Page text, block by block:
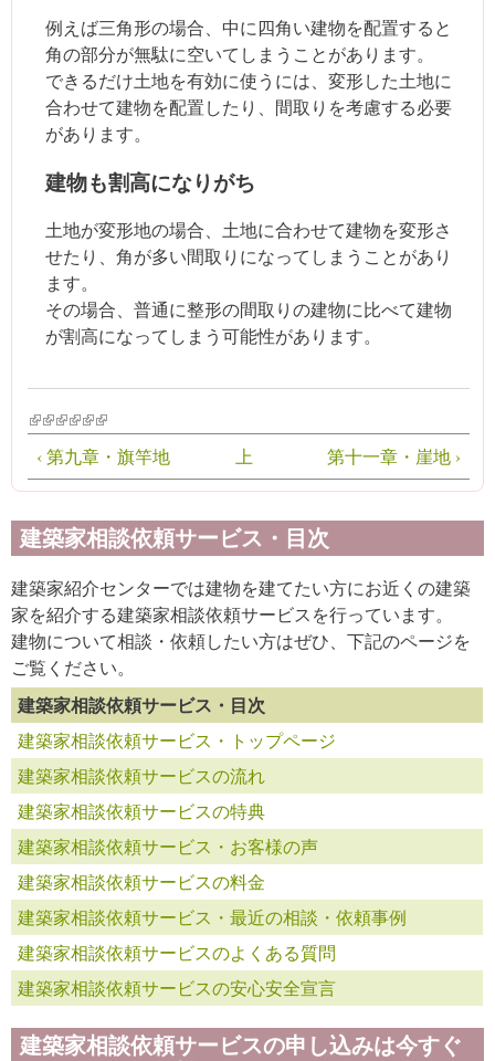
例えば三角形の場合、中に四角い建物を配置すると
角の部分が無駄に空いてしまうことがあります。
できるだけ土地を有効に使うには、変形した土地に
合わせて建物を配置したり、間取りを考慮する必要
があります。
建物も割高になりがち
土地が変形地の場合、土地に合わせて建物を変形さ
せたり、角が多い間取りになってしまうことがあり
ます。
その場合、普通に整形の間取りの建物に比べて建物
が割高になってしまう可能性があります。
(link is external)
(link is external)
(link is external)
(link is external)
(link is external)
(link is external)
‹ 第九章・旗竿地
上 第十一章・崖地 ›
建築家相談依頼サービス・目次
建築家紹介センターでは建物を建てたい方にお近くの建築
家を紹介する建築家相談依頼サービスを行っています。
建物について相談・依頼したい方はぜひ、下記のページを
ご覧ください。
建築家相談依頼サービス・目次
建築家相談依頼サービス・トップページ
建築家相談依頼サービスの流れ
建築家相談依頼サービスの特典
建築家相談依頼サービス・お客様の声
建築家相談依頼サービスの料金
建築家相談依頼サービス・最近の相談・依頼事例
建築家相談依頼サービスのよくある質問
建築家相談依頼サービスの安心安全宣言
建築家相談依頼サービスの申し込みは今すぐ